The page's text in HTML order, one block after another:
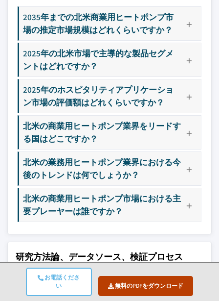
お電話くださ
い
無料のPDFをダウンロード
3.8 新興の機会とトレンド
3.9 IoT技術によるデジタルトランスフォーメーション
3.9.1 新興市場の浸透
3.10 投資分析と将来の見通し
3.11 価格動向分析（米ドル/台）（一次調査による）
3.11.1 製品別（一次調査による）
3.11.2 国別（一次調査による）
3.12 市場へのAIと生成AIの影響（ソリューションコ
ア）
3.12.1 AI駆動の生産最適化（ソリューションコ
ア）
3.12.2 予知保全と故障検知（ソリューションコ
ア）
3.13 生産能力と生産状況（一次調査による）
3.13.1 国別・主要生産者別の生産能力（一次調
査による）
8.10 LG Electronics
8.11 Lennox
8.12 Lync
8.13 Mestek
8.14 Nordic Heat Pumps
8.15 Rheem
8.16 SpacePak
8.17 Swegon
8.19 Trane
8.20 Viessmann
主要な競合他社が見当たりませんか？
このレポートに掲載されている企業は厳選さ
れたものであり、競合全体を網羅するもので
はありません。
当社の市場収益計算は、個別にプロファイル
されていないメーカー、販売業者、専門業者
を含む全地域の全プレイヤーを考慮したボト
ムアップ手法を採用しています。プロファイ
ルセクションは戦略的に重要なプレイヤーに
焦点を当てており、市場規模の範囲を定義す
2035年までの北米商業用ヒートポンプ市
場の推定市場規模はどれくらいですか？
2025年の北米市場で主導的な製品セグメ
ントはどれですか？
2025年のホスピタリティアプリケーショ
ン市場の評価額はどれくらいですか？
北米の商業用ヒートポンプ業界をリードす
る国はどこですか？
北米の業務用ヒートポンプ業界における今
後のトレンドは何でしょうか？
北米の商業用ヒートポンプ市場における主
要プレーヤーは誰ですか？
研究方法論、データソース、検証プロセス
本レポートは、直接的な業界との対話、独自のモデリング、
厳格な相互検証に基づく体系的な研究プロセスに基づいてお
り、単なる机上調査ではありません。